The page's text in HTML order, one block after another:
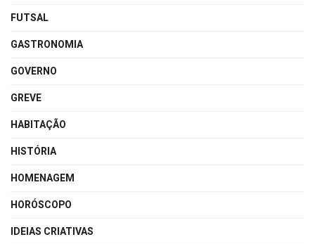
FUTSAL
GASTRONOMIA
GOVERNO
GREVE
HABITAÇÃO
HISTÓRIA
HOMENAGEM
HORÓSCOPO
IDEIAS CRIATIVAS